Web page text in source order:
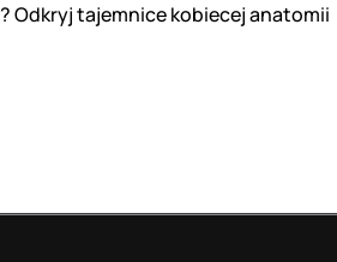
Odkryj tajemnice kobiecej anatomii